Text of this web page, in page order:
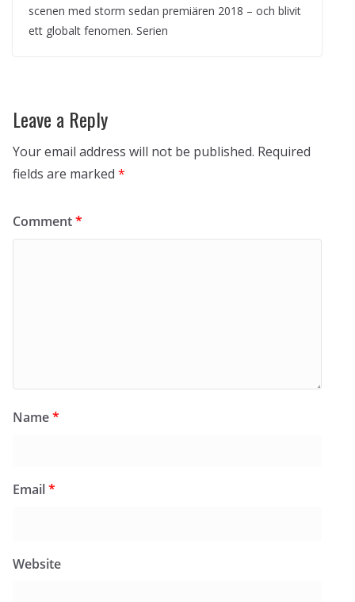
scenen med storm sedan premiären 2018 – och blivit
ett globalt fenomen. Serien
Leave a Reply
Your email address will not be published. Required
fields are marked *
Comment*
Name*
Email*
Website